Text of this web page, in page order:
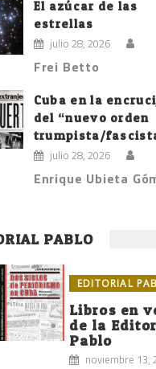
El azúcar de las
estrellas
julio 28, 2026
Frei Betto
Cuba en la
del “nuevo orden
trumpista/
julio 28, 2026
Enrique Ubieta
PABLO
EDITORIAL
Libros en
de la
Pablo
noviembre 13,